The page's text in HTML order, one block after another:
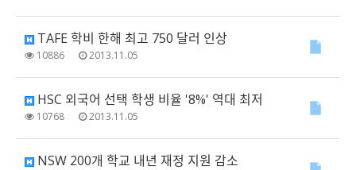
TAFE 학비 한해 최고 750 달러 인상
10886 2013.11.05
HSC 외국어 선택 학생 비율 '8%' 역대 최저
10768 2013.11.05
NSW 200개 학교 내년 재정 지원 감소